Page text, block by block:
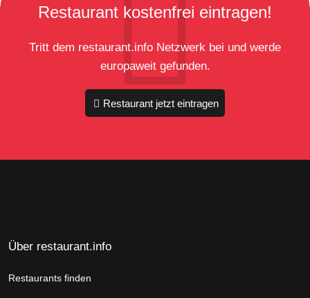
Restaurant kostenfrei eintragen!
Tritt dem restaurant.info Netzwerk bei und werde
europaweit gefunden.
Restaurant jetzt eintragen
Über restaurant.info
Restaurants finden